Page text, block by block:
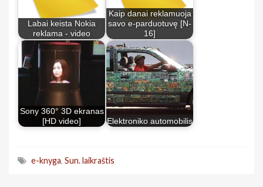
Labai keista Nokia
reklama - video
Kaip danai reklamuoja
savo e-parduotuvę [N-
16]
Sony 360° 3D ekranas
[HD video]
Elektroniko automobilis
e-knyga, Sun. laikraštis